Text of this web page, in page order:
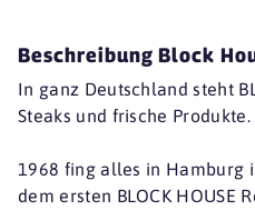
Beschreibung Block
In ganz Deutschland steht
Steaks und frische Produkte.
1968 fing alles in Hamburg
dem ersten BLOCK HOUSE